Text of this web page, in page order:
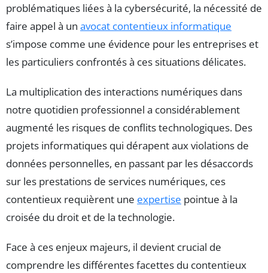
problématiques liées à la cybersécurité, la nécessité de
faire appel à un avocat contentieux informatique
s’impose comme une évidence pour les entreprises et
les particuliers confrontés à ces situations délicates.
La multiplication des interactions numériques dans
notre quotidien professionnel a considérablement
augmenté les risques de conflits technologiques. Des
projets informatiques qui dérapent aux violations de
données personnelles, en passant par les désaccords
sur les prestations de services numériques, ces
contentieux requièrent une expertise pointue à la
croisée du droit et de la technologie.
Face à ces enjeux majeurs, il devient crucial de
comprendre les différentes facettes du contentieux